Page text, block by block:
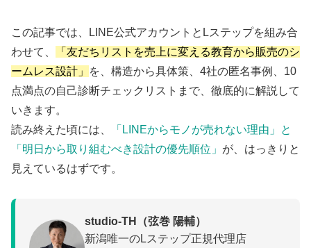
この記事では、LINE公式アカウントとLステップを組み合
わせて、
「友だちリストを売上に変える教育から販売のシ
ームレス設計」
を、構造から具体策、4社の匿名事例、10
点満点の自己診断チェックリストまで、徹底的に解説して
いきます。
読み終えた頃には、
「LINEからモノが売れない理由」と
「明日から取り組むべき設計の優先順位」 が、はっきりと
見えているはずです。
studio-TH（弦巻 陽輔）
新潟唯一のLステップ正規代理店